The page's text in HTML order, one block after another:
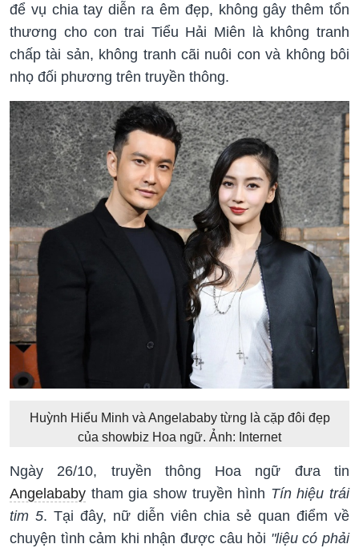
để vụ chia tay diễn ra êm đẹp, không gây thêm tổn
thương cho con trai Tiểu Hải Miên là không tranh
chấp tài sản, không tranh cãi nuôi con và không bôi
nhọ đối phương trên truyền thông.
Huỳnh Hiểu Minh và Angelababy từng là cặp đôi đẹp
của showbiz Hoa ngữ. Ảnh: Internet
Ngày 26/10, truyền thông Hoa ngữ đưa tin
Angelababy tham gia show truyền hình Tín hiệu trái
tim 5. Tại đây, nữ diễn viên chia sẻ quan điểm về
chuyện tình cảm khi nhận được câu hỏi "liệu có phải